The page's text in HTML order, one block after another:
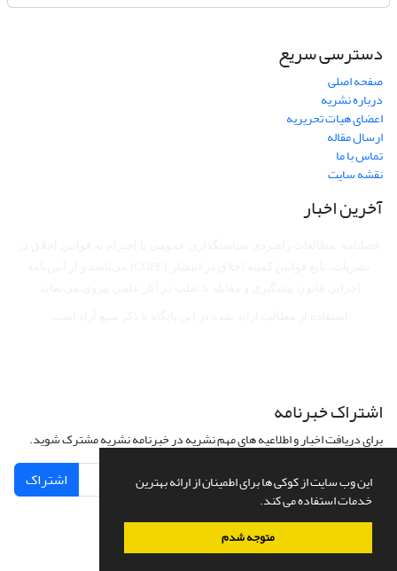
این وب سایت از کوکی ها برای اطمینان از ارائه بهترین
خدمات استفاده می کند.
متوجه شدم
دسترسی سریع
صفحه اصلی
درباره نشریه
اعضای هیات تحریریه
ارسال مقاله
تماس با ما
نقشه سایت
آخرین اخبار
اشتراک خبرنامه
برای دریافت اخبار و اطلاعیه های مهم نشریه در خبرنامه نشریه مشترک شوید.
اشتراک
سامانه مدیریت نشریات علمی.طراحی و پیاده سازی ازسیناوب